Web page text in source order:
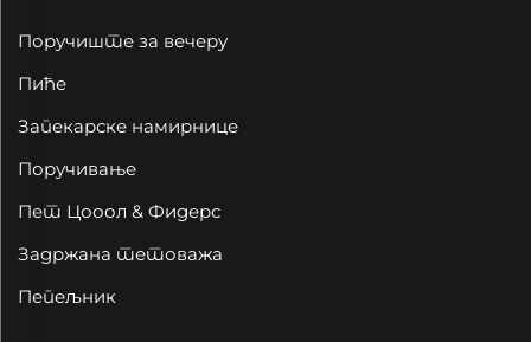
Поручиште за вечеру
Пиће
Запекарске намирнице
Поручивање
Пет Цооол & Фидерс
Задржана тетоважа
Пепељник